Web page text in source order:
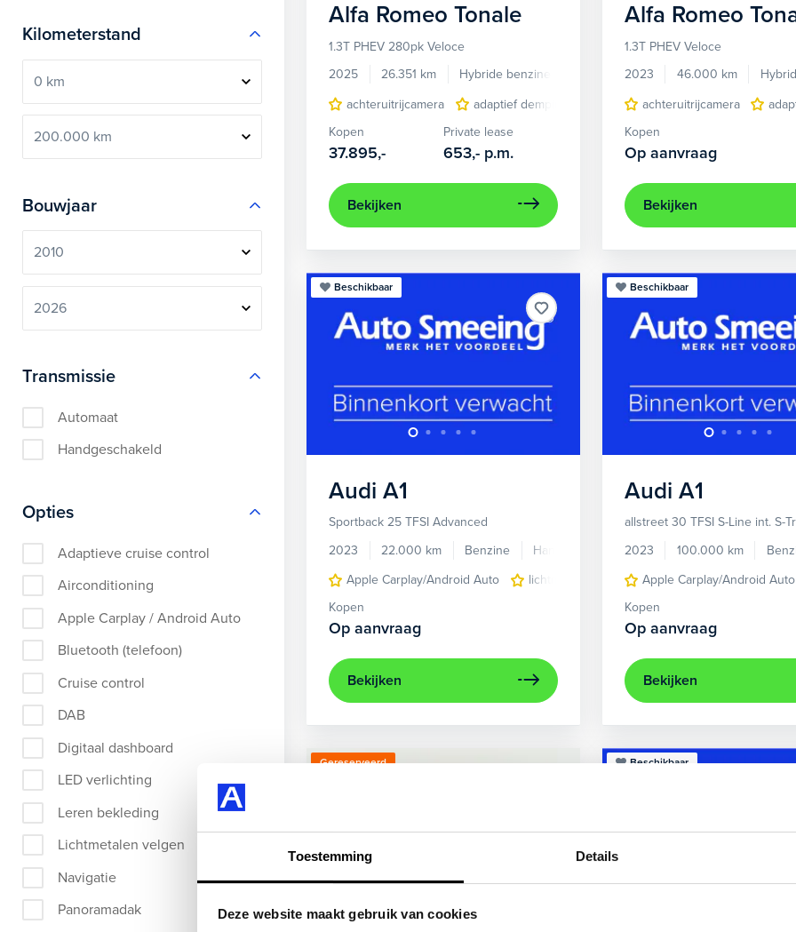
Toestemming Details
Deze website maakt gebruik van cookies
Kilometerstand
Bouwjaar
Transmissie
Automaat
Handgeschakeld
Opties
Adaptieve cruise control
Airconditioning
Apple Carplay / Android Auto
Bluetooth (telefoon)
Cruise control
DAB
Digitaal dashboard
LED verlichting
Leren bekleding
Lichtmetalen velgen
Navigatie
Panoramadak
Alfa Romeo Tonale
1.3T PHEV 280pk Veloce
2025
26.351 km Hybride benzine
Automaat
achteruitrijcamera
adaptief demping systeem audio installatie premium
Kopen
37.895,-
Private lease
653,- p.m.
Bekijken
Alfa Romeo
1.3T PHEV Veloce
2023
46.000 km
achteruitrijcamera
Kopen
Op aanvraag
Bekijken
Beschikbaar
Audi A1
Sportback 25 TFSI Advanced
2023
22.000 km Benzine
Handgeschakeld
Apple Carplay/Android Auto
lichtmetalen velgen 5-spaaks 17"
Kopen
Op aanvraag
Bekijken
Beschikbaar
Audi A1
allstreet 30 TFSI S-Line int. S-
2023
100.000 km
Apple Carplay/Android Auto
Kopen
Op aanvraag
Bekijken
Gereserveerd Beschikbaar